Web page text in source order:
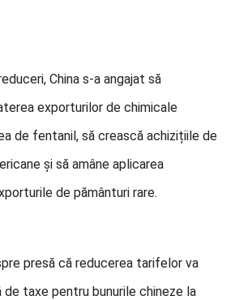
China s‑a angajat să
exporturilor de chimicale
de fentanil, să crească achizițiile de
și să amâne aplicarea
de pământuri rare.
presă că reducerea tarifelor va
taxe pentru bunurile chineze la